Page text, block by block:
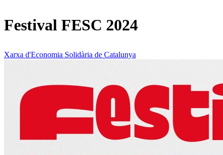
Festival FESC 2024
Xarxa d'Economia Solidària de Catalunya